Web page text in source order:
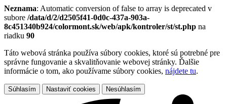
Neznama: Automatic conversion of false to array is deprecated v
subore /data/d/2/d2505f41-0d0c-437a-903a-
8c451340b924/colormont.sk/web/apk/kontroler/st/st.php na
riadku 90
Táto webová stránka používa súbory cookies, ktoré sú potrebné pre
správne fungovanie a skvalitňovanie webovej stránky. Ďalšie
informácie o tom, ako používame súbory cookies, nájdete tu.
Súhlasím Nastaviť cookies Nesúhlasím